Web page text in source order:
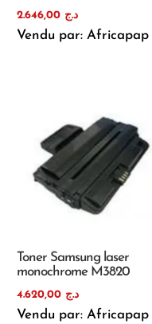
د.ج 2.646,00
Vendu par: Africapap
Toner Samsung laser
monochrome M3820
د.ج 4.620,00
Vendu par: Africapap